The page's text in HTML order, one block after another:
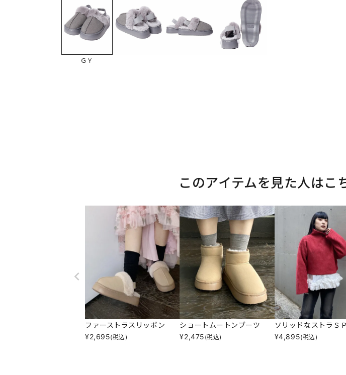
ＧＹ
このアイテムを見た人はこ
ファーストラスリッポン
¥2,695(税込)
ショートムートンブーツ
¥2,475 (税込)
ソリッドなストラＳ
¥4,895(税込)